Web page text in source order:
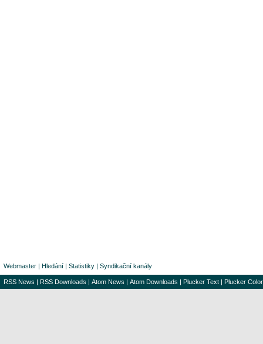
Webmaster | Hledání | Statistiky | Syndikační kanály
RSS News | RSS Downloads | Atom News | Atom Downloads | Plucker Text | Plucker Color